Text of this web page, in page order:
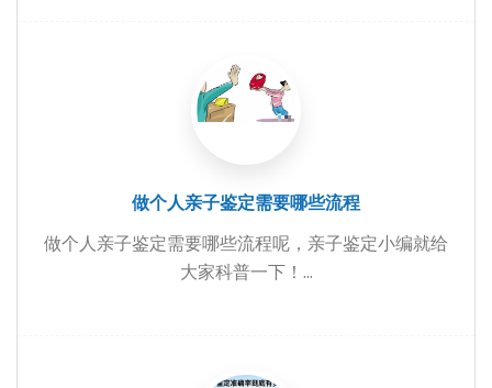
做个人亲子鉴定需要哪些流程
做个人亲子鉴定需要哪些流程呢，亲子鉴定小编就给
大家科普一下！...